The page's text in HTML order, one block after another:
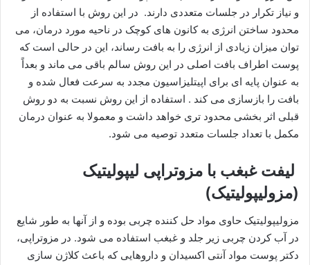
و نیاز تکرار در جلسات متعددی دارند. در این روش با استفاده از
محدود ساختن انرژی به کانون های کوچک در ناحیه مورد درمان، می
توان میزان زیادی از انرژی را به بافت رساند، این در حالی است که
پوست اطراف بافت اصلی در این روش سالم باقی می ماند و بعداً
به عنوان پایه ای برای اپیتلیزاسیون مجدد به سرعت فعال شده و
بافت را بازسازی می کند . استفاده از این روش نسبت به دو روش
قبلی اثر بخشی محدود تری خواهد داشت و معمولا به عنوان درمان
مکمل با تعداد جلسات متعدد توصیه می شود‌.
لیفت غبغب با مزوتراپی لیپولیتیک
(مزولیپولیتیک)
مزولیپولیتیک حاوی مواد حل کننده چربی بوده و از آنها به طور شایع
در آب کردن چربی زیر جلد و غبغب استفاده می شود. در مزوتراپی،
دکتر پوست مواد آنتی اکسیدان و داروهایی که باعث کلاژن سازی